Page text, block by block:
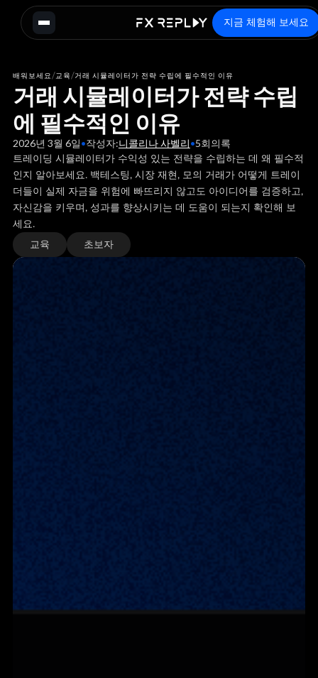
지금 체험해 보세요
배워보세요/교육/거래 시뮬레이터가 전략 수립에 필수적인 이유
거래 시뮬레이터가 전략 수립
에 필수적인 이유
2026년 3월 6일•작성자:니콜리나 사벨리•5회의록
트레이딩 시뮬레이터가 수익성 있는 전략을 수립하는 데 왜 필수적
인지 알아보세요. 백테스팅, 시장 재현, 모의 거래가 어떻게 트레이
더들이 실제 자금을 위험에 빠뜨리지 않고도 아이디어를 검증하고,
자신감을 키우며, 성과를 향상시키는 데 도움이 되는지 확인해 보
세요.
교육 초보자